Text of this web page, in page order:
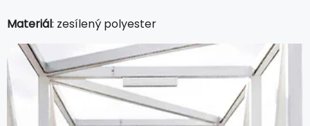
Materiál: zesílený polyester